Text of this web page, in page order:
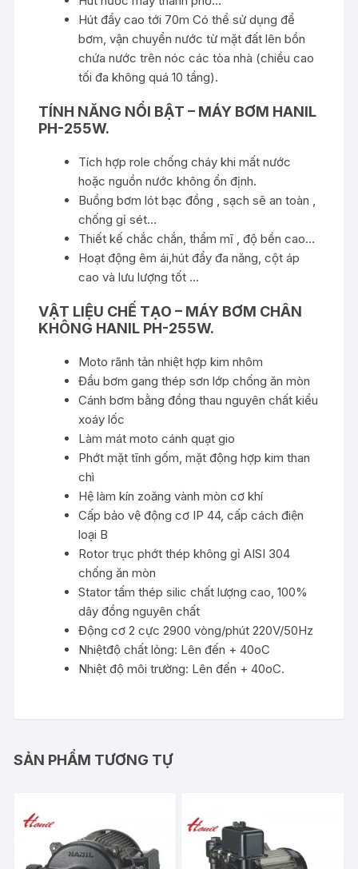
Hút đẩy cao tới 70m Có thể sử dụng để
bơm, vận chuyển nước từ mặt đất lên bồn
chứa nước trên nóc các tòa nhà (chiều cao
tối đa không quá 10 tầng).
TÍNH NĂNG NỔI BẬT – MÁY BƠM HANIL
PH-255W.
Tích hợp role chống cháy khi mất nước
hoặc nguồn nước không ổn định.
Buồng bơm lót bạc đồng , sạch sẽ an toàn ,
chống gỉ sét…
Thiết kế chắc chắn, thẩm mĩ , độ bền cao…
Hoạt động êm ái,hút đẩy đa năng, cột áp
cao và lưu lượng tốt …
VẬT LIỆU CHẾ TẠO – MÁY BƠM CHÂN
KHÔNG HANIL PH-255W.
Moto rãnh tản nhiệt hợp kim nhôm
Đầu bơm gang thép sơn lớp chống ăn mòn
Cánh bơm bằng đồng thau nguyên chất kiểu
xoáy lốc
Làm mát moto cánh quạt gio
Phớt mặt tĩnh gốm, mặt động hợp kim than
chì
Hệ làm kín zoăng vành mòn cơ khí
Cấp bảo vệ động cơ IP 44, cấp cách điện
loại B
Rotor trục phớt thép không gỉ AISI 304
chống ăn mòn
Stator tấm thép silic chất lượng cao, 100%
dây đồng nguyên chất
Động cơ 2 cực 2900 vòng/phút 220V/50Hz
Nhiệtđộ chất lỏng: Lên đến + 40oC
Nhiệt độ môi trường: Lên đến + 40oC.
SẢN PHẨM TƯƠNG TỰ